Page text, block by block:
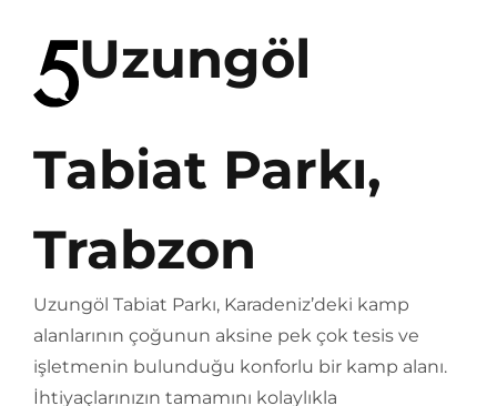
Uzungöl
Tabiat Parkı,
Trabzon
Uzungöl Tabiat Parkı, Karadeniz’deki kamp
alanlarının çoğunun aksine pek çok tesis ve
işletmenin bulunduğu konforlu bir kamp alanı.
İhtiyaçlarınızın tamamını kolaylıkla